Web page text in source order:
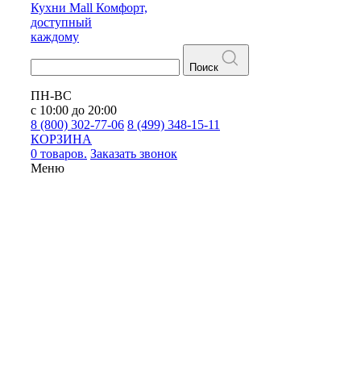
Кухни Mall Комфорт,
доступный
каждому
Поиск
ПН-ВС
с 10:00 до 20:00
8 (800) 302-77-06 8 (499) 348-15-11
КОРЗИНА
0 товаров. Заказать звонок
Меню